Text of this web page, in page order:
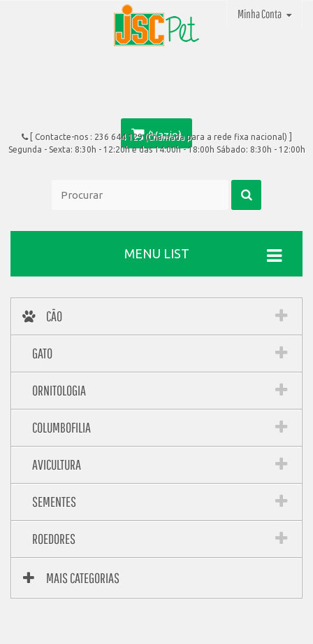
Minha Conta
(Vazio)
[ Contacte-nos : 236 644 129 (Chamada para a rede fixa nacional)
Segunda - Sexta: 8:30h - 12:20h e das 14:00h - 18:00h Sábado: 8:30h - 12:00h
MENU LIST
CÃO
GATO
ORNITOLOGIA
COLUMBOFILIA
AVICULTURA
SEMENTES
ROEDORES
MAIS CATEGORIAS